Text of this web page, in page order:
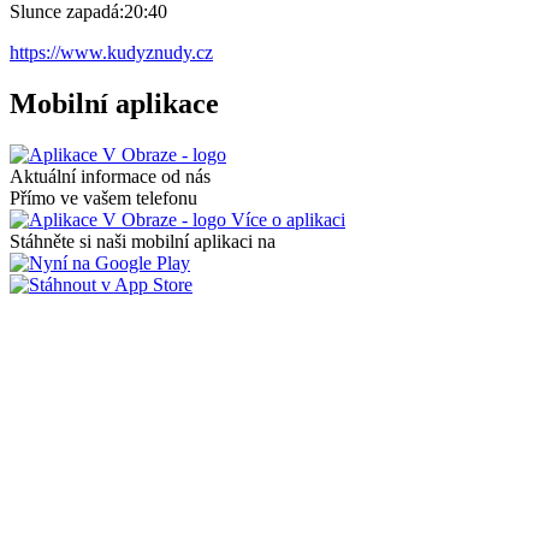
Slunce zapadá:20:40
https://www.kudyznudy.cz
Mobilní aplikace
Aktuální informace od nás
Přímo ve vašem telefonu
Více o aplikaci
Stáhněte si naši mobilní aplikaci na